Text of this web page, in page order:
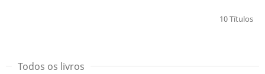
10 Títulos
Todos os livros